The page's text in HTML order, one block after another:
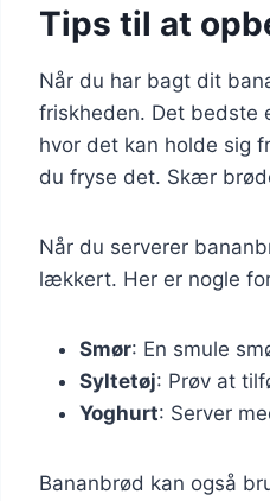
Tips til at
Når du har bagt dit
friskheden. Det bedste
hvor det kan holde sig
du fryse det. Skær
Når du serverer
lækkert. Her er nogle
Smør: En smule
Syltetøj: Prøv at
Yoghurt: Server
Bananbrød kan også